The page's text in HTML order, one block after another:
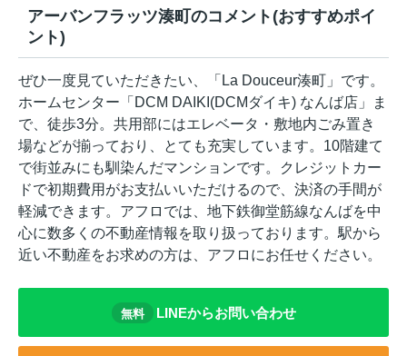
アーバンフラッツ湊町のコメント(おすすめポイ
ント)
ぜひ一度見ていただきたい、「La Douceur湊町」です。
ホームセンター「DCM DAIKI(DCMダイキ) なんば店」ま
で、徒歩3分。共用部にはエレベータ・敷地内ごみ置き
場などが揃っており、とても充実しています。10階建て
で街並みにも馴染んだマンションです。クレジットカー
ドで初期費用がお支払いいただけるので、決済の手間が
軽減できます。アフロでは、地下鉄御堂筋線なんばを中
心に数多くの不動産情報を取り扱っております。駅から
近い不動産をお求めの方は、アフロにお任せください。
無料 LINEからお問い合わせ